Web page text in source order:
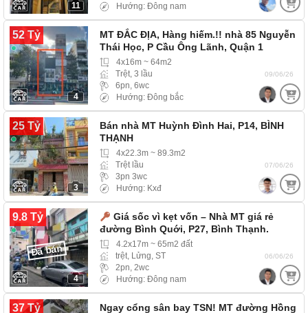
11
Hướng: Đông nam
52 Tỷ
4
MT ĐẮC ĐỊA, Hàng hiếm.!! nhà 85 Nguyễn
Thái Học, P Cầu Ông Lãnh, Quận 1
(Phường…
4x16m ~ 64m2
Trệt, 3 lầu
6pn, 6wc
Hướng: Đông bắc
09/06/26
25 Tỷ
3
Bán nhà MT Huỳnh Đình Hai, P14, BÌNH
THẠNH
4x22.3m ~ 89.3m2
Trệt lầu
3pn 3wc
Hướng: Kxđ
07/06/26
9.8 Tỷ
4
Đã bán
Giá sốc vì kẹt vốn – Nhà MT giá rẻ
đường Bình Quới, P27, Bình Thạnh.
4.2x17m ~ 65m2 đất
trệt, Lửng, ST
2pn, 2wc
Hướng: Đông nam
06/06/26
37 Tỷ
Ngay cổng sân bay TSN! MT đường Hồng